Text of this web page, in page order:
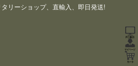
リーショップ、直輸入、即日発送!